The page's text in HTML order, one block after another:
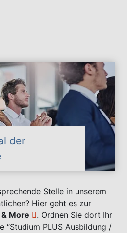
der
Stelle in unserem
Hier geht es zur
More
. Ordnen Sie dort Ihr
“Studium PLUS Ausbildung /